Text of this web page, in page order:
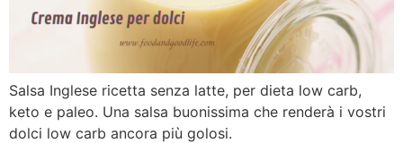
Salsa Inglese ricetta senza latte, per dieta low carb,
keto e paleo. Una salsa buonissima che renderà i vostri
dolci low carb ancora più golosi.